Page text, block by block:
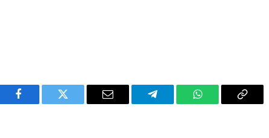
Facebook Twitter Email Telegram WhatsAppCopy